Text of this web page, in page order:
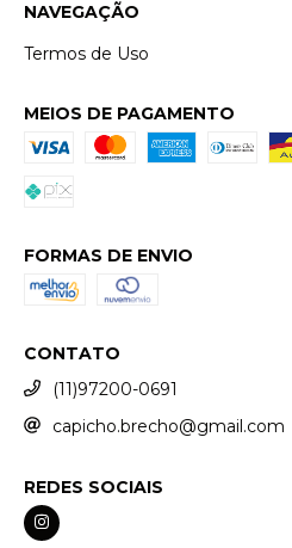
NAVEGAÇÃO
Termos de Uso
MEIOS DE PAGAMENTO
FORMAS DE ENVIO
CONTATO
(11)97200-0691
capicho.brecho@gmail.com
REDES SOCIAIS